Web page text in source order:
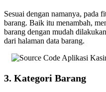
Sesuai dengan namanya, pada
barang. Baik itu menambah,
barang dengan mudah
dari halaman data barang.
3. Kategori Barang